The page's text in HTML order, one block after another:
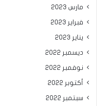
مارس 2023
فبراير 2023
يناير 2023
ديسمبر 2022
نوفمبر 2022
أكتوبر 2022
سبتمبر 2022